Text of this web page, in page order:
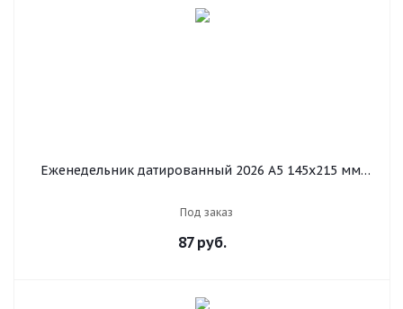
Еженедельник датированный 2026 А5 145х215 мм,
Под заказ
87руб.